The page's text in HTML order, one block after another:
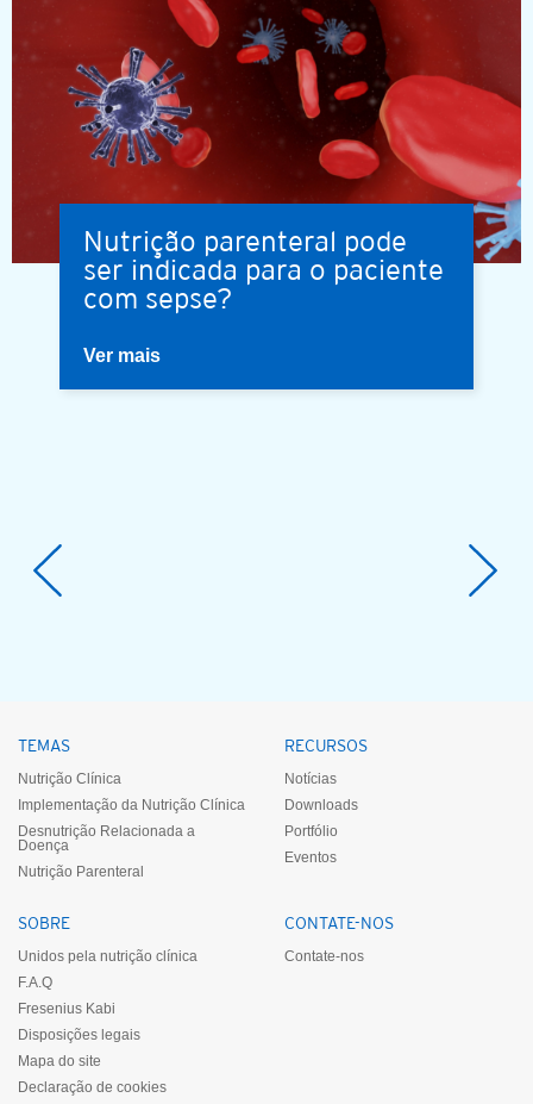
Nutrição parenteral pode
ser indicada para o paciente
com sepse?
Ver mais
TEMAS
Nutrição Clínica
Implementação da Nutrição Clínica
Desnutrição Relacionada a
Doença
Nutrição Parenteral
RECURSOS
Notícias
Downloads
Portfólio
Eventos
SOBRE
Unidos pela nutrição clínica
F.A.Q
Fresenius Kabi
Disposições legais
Mapa do site
Declaração de cookies
CONTATE-NOS
Contate-nos